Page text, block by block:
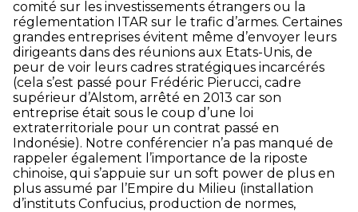
comité sur les investissements étrangers ou la
réglementation ITAR sur le trafic d’armes. Certaines
grandes entreprises évitent même d’envoyer leurs
dirigeants dans des réunions aux Etats-Unis, de
peur de voir leurs cadres stratégiques incarcérés
(cela s’est passé pour Frédéric Pierucci, cadre
supérieur d’Alstom, arrêté en 2013 car son
entreprise était sous le coup d’une loi
extraterritoriale pour un contrat passé en
Indonésie). Notre conférencier n’a pas manqué de
rappeler également l’importance de la riposte
chinoise, qui s’appuie sur un soft power de plus en
plus assumé par l’Empire du Milieu (installation
d’instituts Confucius, production de normes,